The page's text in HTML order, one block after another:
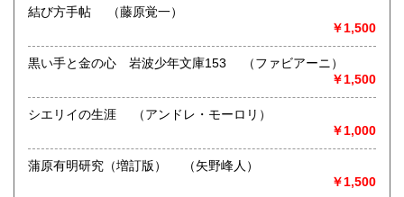
沿線名：東武東上線・地下鉄有楽町線
しては翌日発送します。
定休日：年中無休
書籍の買取について
お知らせ頂き次第、ご相談の上、全国どこへでも買い取りに
お伺いいたします。
少量の場合は、送料当店負担着払い宅急便にてお送りくださ
結び方手帖 （藤原覚一）
￥1,500
黒い手と金の心 岩波少年文庫153 （ファビアーニ）
￥1,500
シエリイの生涯 （アンドレ・モーロリ）
￥1,000
蒲原有明研究（増訂版） （矢野峰人）
￥1,500